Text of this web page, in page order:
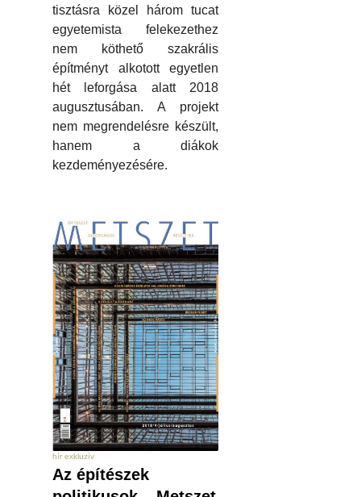
tisztásra közel három tucat
egyetemista felekezethez
nem köthető szakrális
építményt alkotott egyetlen
hét leforgása alatt 2018
augusztusában. A projekt
nem megrendelésre készült,
hanem a diákok
kezdeményezésére.
hír exkluzív
Az építészek